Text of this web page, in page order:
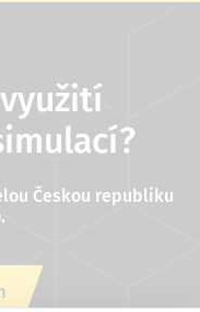
Českou republiku